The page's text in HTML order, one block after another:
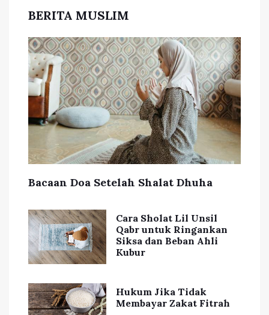
BERITA MUSLIM
Bacaan Doa Setelah Shalat Dhuha
Cara Sholat Lil Unsil
Qabr untuk Ringankan
Siksa dan Beban Ahli
Kubur
Hukum Jika Tidak
Membayar Zakat Fitrah